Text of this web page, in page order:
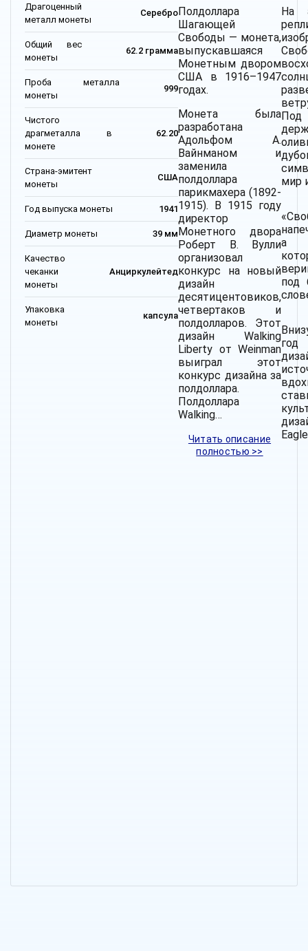
Драгоценный
металл монеты
Серебро
Общий вес
монеты
62.2 грамма
Проба металла
монеты
999
Чистого
драгметалла в
монете
62.20
Страна-эмитент
монеты
США
Год выпуска монеты 1941
Диаметр монеты 39 мм
Качество
чеканки
монеты
Анциркулейтед
Упаковка
монеты
капсула
Полдоллара
Шагающей
Свободы — монета,
выпускавшаяся
Монетным двором
США в 1916–1947
годах.
Монета была
разработана
Адольфом А.
Вайнманом и
заменила
полдоллара
парикмахера (1892-
1915). В 1915 году
директор
Монетного двора
Роберт В. Вулли
организовал
конкурс на новый
дизайн
десятицентовиков,
четвертаков и
полдолларов. Этот
дизайн Walking
Liberty от Weinman
выиграл этот
конкурс дизайна за
полдоллара.
Полдоллара
Walking…
Читать описание
полностью >>
На
Под
мир
а
под
год